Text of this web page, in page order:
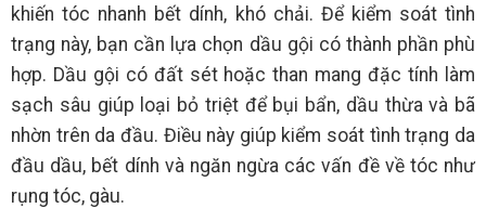
khiến tóc nhanh bết dính, khó chải. Để kiểm soát tình
trạng này, bạn cần lựa chọn dầu gội có thành phần phù
hợp. Dầu gội có đất sét hoặc than mang đặc tính làm
sạch sâu giúp loại bỏ triệt để bụi bẩn, dầu thừa và bã
nhờn trên da đầu. Điều này giúp kiểm soát tình trạng da
đầu dầu, bết dính và ngăn ngừa các vấn đề về tóc như
rụng tóc, gàu.